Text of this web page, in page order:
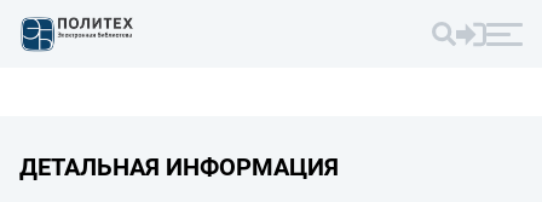
ДЕТАЛЬНАЯ ИНФОРМАЦИЯ